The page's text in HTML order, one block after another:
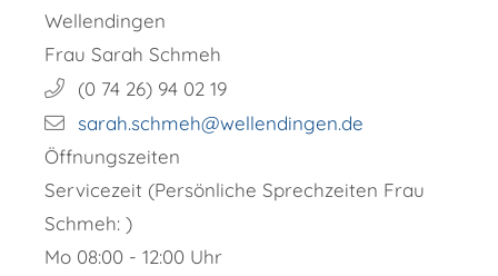
Wellendingen
Frau Sarah Schmeh
(0 74 26) 94 02 19
sarah.schmeh@wellendingen.de
Öffnungszeiten
Servicezeit (Persönliche Sprechzeiten Frau
Schmeh: )
Mo 08:00 - 12:00 Uhr